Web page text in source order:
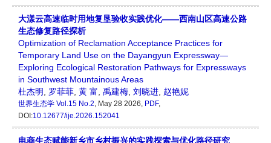
大漾云高速临时用地复垦验收实践优化——西南山区高速公路
生态修复路径探析
Optimization of Reclamation Acceptance Practices for
Temporary Land Use on the Dayangyun Expressway—
Exploring Ecological Restoration Pathways for Expressways
in Southwest Mountainous Areas
杜杰明
罗菲菲 黄 富 禹建梅 刘晓进 赵艳妮
世界生态学 Vol.15 No.2, May 28 2026, PDF,
DOI:10.12677/ije.2026.152041
电商生态赋能新乡市乡村振兴的实践探索与优化路径研究